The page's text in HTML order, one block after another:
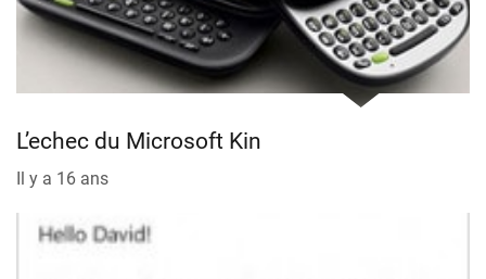
L’echec du Microsoft Kin
Il y a 16 ans